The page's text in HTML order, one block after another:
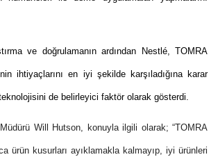
ve doğrulamanın ardından Nestlé, TOMRA
ihtiyaçlarını en iyi şekilde karşıladığına karar
de belirleyici faktör olarak gösterdi.
Will Hutson, konuyla ilgili olarak; “TOMRA
ürün kusurları ayıklamakla kalmayıp, iyi ürünleri